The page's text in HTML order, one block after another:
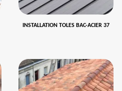
INSTALLATION TOLES BAC-ACIER 37